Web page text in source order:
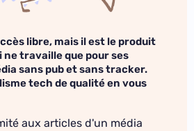
libre, mais il est le produit
travaille que pour ses
sans pub et sans tracker.
tech de qualité en vous
aux articles d'un média